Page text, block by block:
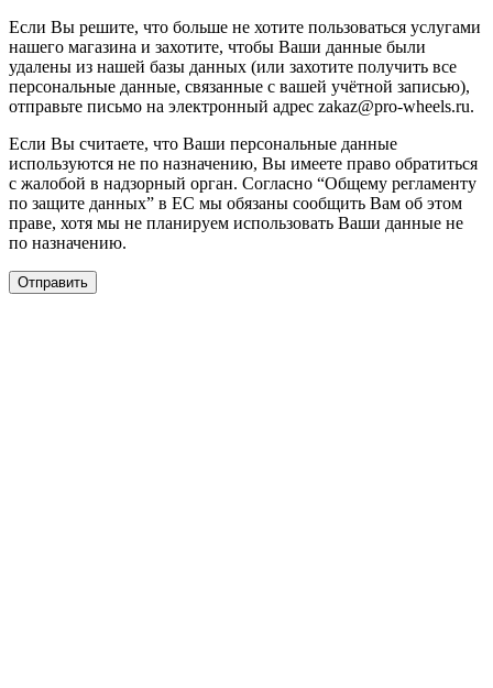
Если Вы решите, что больше не хотите пользоваться услугами
нашего магазина и захотите, чтобы Ваши данные были
удалены из нашей базы данных (или захотите получить все
персональные данные, связанные с вашей учётной записью),
отправьте письмо на электронный адрес zakaz@pro-wheels.ru.
Если Вы считаете, что Ваши персональные данные
используются не по назначению, Вы имеете право обратиться
с жалобой в надзорный орган. Согласно “Общему регламенту
по защите данных” в ЕС мы обязаны сообщить Вам об этом
праве, хотя мы не планируем использовать Ваши данные не
по назначению.
Отправить